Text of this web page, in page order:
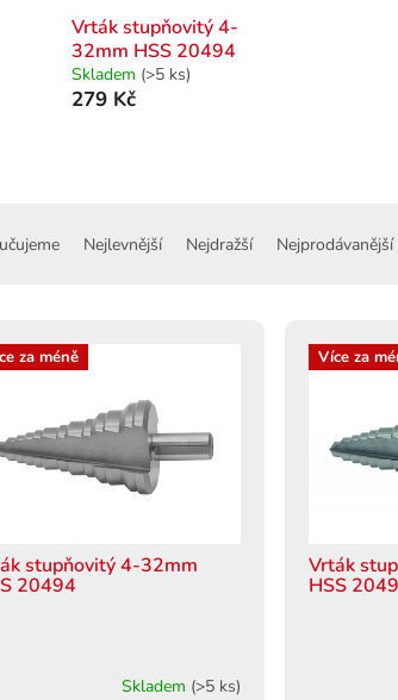
Vrták stupňovitý 4-
32mm HSS 20494
Skladem (>5 ks)
279 Kč
Nejlevnější Nejdražší Nejprodávanější
za méně
stupňovitý 4-32mm
20494
Skladem (>5 ks)
Více za
Vrták
HSS